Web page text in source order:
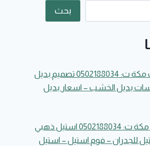
بحث
تركيب بديل الخشب مكة ت: 0502188034 تصميم بديل
بديل الخشب – اسعار بديل
ديكور ستيل ذهبي مكة ت: 0502188034 استيل ذهبي
للجدران – فوم استيل – استيل